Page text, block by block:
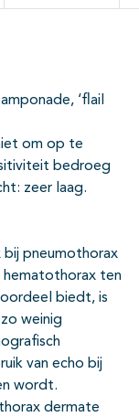
‘flail
om op te
bedroeg
zeer laag.
bij pneumothorax
hematothorax ten
biedt, is
weinig
van echo bij
wordt.
dermate